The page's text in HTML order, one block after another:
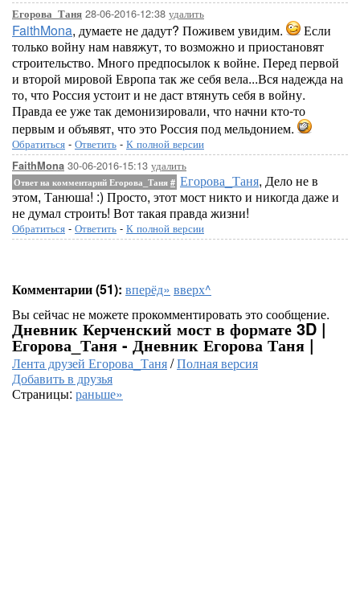
Егорова_Таня 28-06-2016-12:38 удалить
FaithMona, думаете не дадут? Поживем увидим.
Если
только войну нам навяжут, то возможно и приостановят
строительство. Много предпосылок к войне. Перед первой
и второй мировой Европа так же себя вела...Вся надежда на
то, что Россия устоит и не даст втянуть себя в войну.
Правда ее уже так демонизировали, что начни кто-то
первым и объявят, что это Россия под мельдонием.
Обратиться - Ответить - К полной версии
FaithMona 30-06-2016-15:13 удалить
Ответ на комментарий Егорова_Таня # Егорова_Таня, Дело не в
этом, Танюша! :) Просто, этот мост никто и никогда даже и
не думал строить! Вот такая правда жизни!
Обратиться - Ответить - К полной версии
Комментарии (51): вперёд» вверх^
Вы сейчас не можете прокомментировать это сообщение.
Дневник Керченский мост в формате 3D |
Егорова_Таня - Дневник Егорова Таня |
Лента друзей Егорова_Таня/Полная версия
Добавить в друзья
Страницы: раньше»